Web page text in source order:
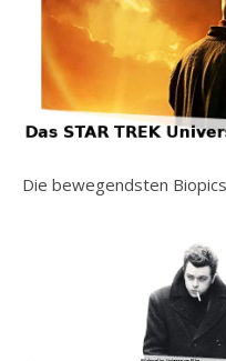
Die bewegendsten